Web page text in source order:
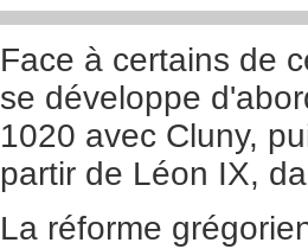
Face à certains de
se développe
1020 avec Cluny,
partir de Léon IX,
La réforme